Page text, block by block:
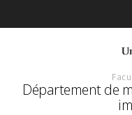
Département de